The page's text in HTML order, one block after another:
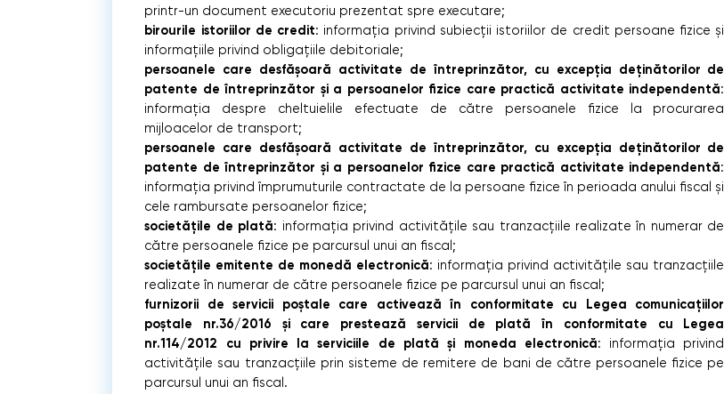
printr-un document executoriu prezentat spre executare;
birourile istoriilor de credit: informația privind subiecții istoriilor de credit persoane fizice și
informațiile privind obligațiile debitoriale;
persoanele care desfășoară activitate de întreprinzător, cu excepția deținătorilor de
patente de întreprinzător și a persoanelor fizice care practică activitate independentă:
informația despre cheltuielile efectuate de către persoanele fizice la procurarea
mijloacelor de transport;
persoanele care desfășoară activitate de întreprinzător, cu excepția deținătorilor de
patente de întreprinzător și a persoanelor fizice care practică activitate independentă:
informația privind împrumuturile contractate de la persoane fizice în perioada anului fiscal și
cele rambursate persoanelor fizice;
societățile de plată: informația privind activitățile sau tranzacțiile realizate în numerar de
către persoanele fizice pe parcursul unui an fiscal;
societățile emitente de monedă electronică: informația privind activitățile sau tranzacțiile
realizate în numerar de către persoanele fizice pe parcursul unui an fiscal;
furnizorii de servicii poștale care activează în conformitate cu Legea comunicațiilor
poștale nr.36/2016 și care prestează servicii de plată în conformitate cu Legea
nr.114/2012 cu privire la serviciile de plată și moneda electronică: informația privind
activitățile sau tranzacțiile prin sisteme de remitere de bani de către persoanele fizice pe
parcursul unui an fiscal.